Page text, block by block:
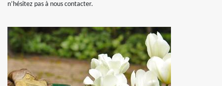
n’hésitez pas à nous contacter.